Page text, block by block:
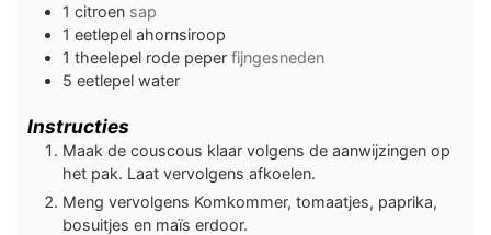
1 citroen sap
1 eetlepel ahornsiroop
1 theelepel rode peper fijngesneden
5 eetlepel water
Instructies
Maak de couscous klaar volgens de aanwijzingen op
het pak. Laat vervolgens afkoelen.
Meng vervolgens Komkommer, tomaatjes, paprika,
bosuitjes en maïs erdoor.